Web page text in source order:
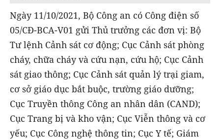
Ngày 11/10/2021, Bộ Công an có Công điện số
05/CĐ-BCA-V01 gửi Thủ trưởng các đơn vị: Bộ
Tư lệnh Cảnh sát cơ động; Cục Cảnh sát phòng
cháy, chữa cháy và cứu nạn, cứu hộ; Cục Cảnh
sát giao thông; Cục Cảnh sát quản lý trại giam,
cơ sở giáo dục bắt buộc, trường giáo dưỡng;
Cục Truyền thông Công an nhân dân (CAND);
Cục Trang bị và kho vận; Cục Viễn thông và cơ
yếu; Cục Công nghệ thông tin; Cục Y tế; Giám